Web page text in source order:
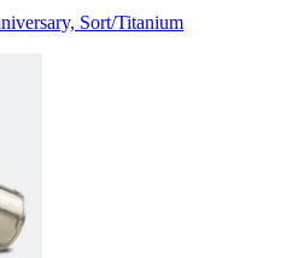
Sort/Titanium